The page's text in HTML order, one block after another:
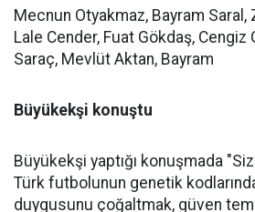
Mecnun Otyakmaz, Bayram Saral,
Lale Cender, Fuat Gökdaş, Cengiz
Saraç, Mevlüt Aktan, Bayram
Büyükekşi konuştu
Büyükekşi yaptığı konuşmada
Türk futbolunun genetik
duygusunu çoğaltmak, güven